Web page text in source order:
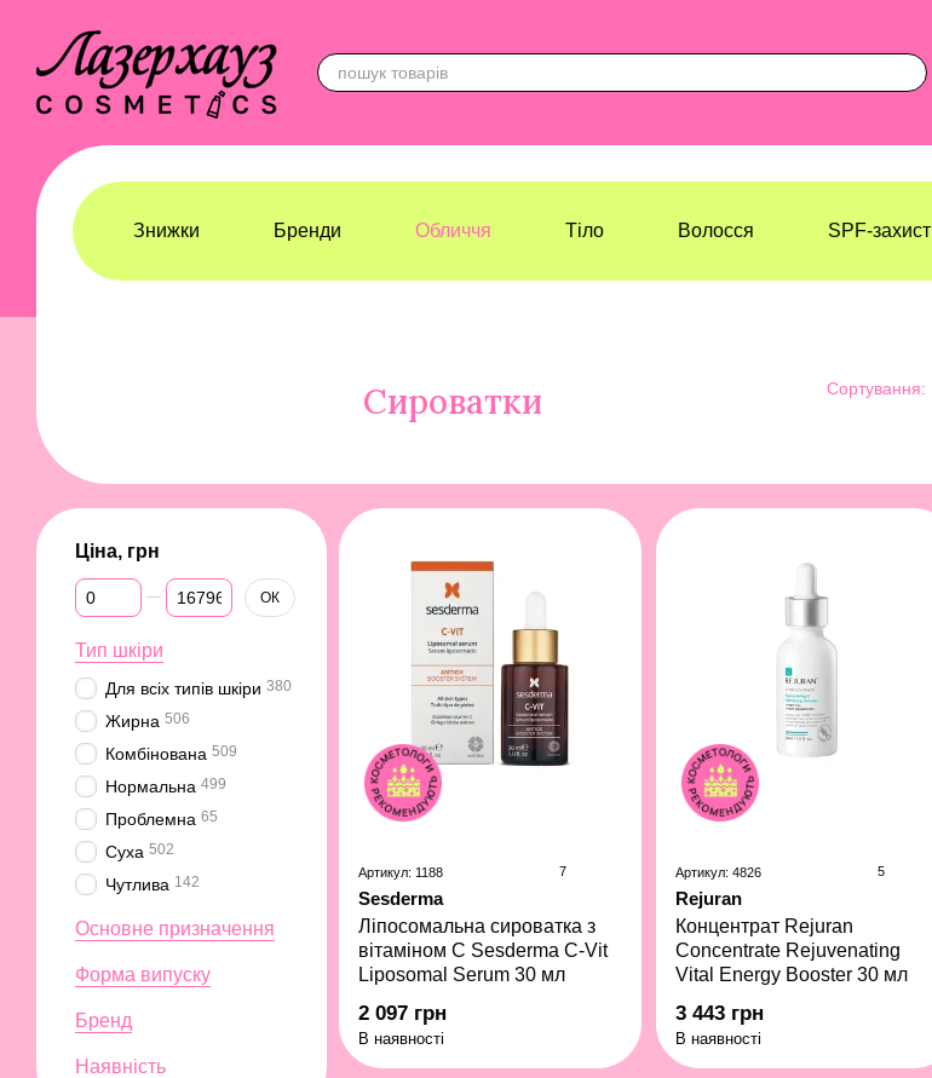
Знижки Бренди Обличчя Тіло Волосся SPF-захист
Сироватки Сортування:
Артикул: 1188 7
Sesderma
Ліпосомальна сироватка з
вітаміном C Sesderma C-Vit
Liposomal Serum 30 мл
2 097 грн
В наявності
Артикул: 4826 5
Rejuran
Концентрат Rejuran
Concentrate Rejuvenating
Vital Energy Booster 30 мл
3 443 грн
В наявності
Ціна, грн
Від Ціна, грн
До Ціна, грн ОК
Тип шкіри
Для всіх типів шкіри 380
Жирна 506
Комбінована 509
Нормальна 499
Проблемна 65
Суха 502
Чутлива 142
Основне призначення
Форма випуску
Бренд
Наявність